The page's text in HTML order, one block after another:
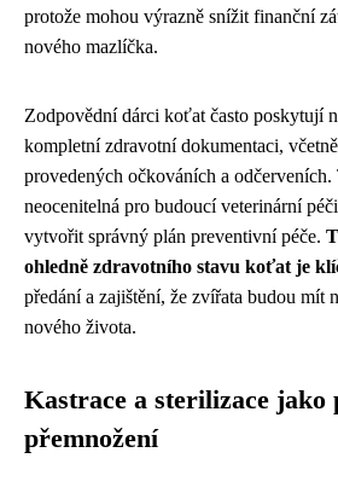
protože mohou výrazně snížit finanční
nového mazlíčka.
Zodpovědní dárci koťat často poskytují
kompletní zdravotní dokumentaci,
provedených očkováních a odčerveních.
neocenitelná pro budoucí veterinární
vytvořit správný plán preventivní péče.
ohledně zdravotního stavu koťat je
předání a zajištění, že zvířata budou mít
nového života.
Kastrace a sterilizace jako
přemnožení